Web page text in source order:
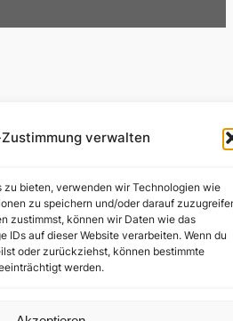
verwalten
zu bieten, verwenden wir Technologien wie
zu speichern und/oder darauf
zustimmst, können wir Daten wie das
IDs auf dieser Website verarbeiten. Wenn du
oder zurückziehst, können bestimmte
werden.